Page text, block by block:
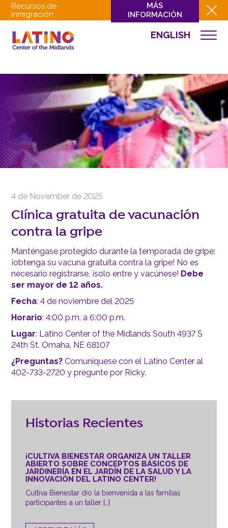
Recursos de
inmigración
MÁS
INFORMACIÓN
ENGLISH
QUIÉNES SOMOS
INVOLUCRARSE
EVENTOS
NOTICIAS
RECURSOS
EVENTOS
4 de November de 2025
Clínica gratuita de vacunación
contra la gripe
Manténgase protegido durante la temporada de gripe:
¡obtenga su vacuna gratuita contra la gripe! No es
necesario registrarse, ¡solo entre y vacúnese! Debe
ser mayor de 12 años.
Fecha: 4 de noviembre del 2025
Horario: 4:00 p.m. a 6:00 p.m.
Lugar: Latino Center of the Midlands South 4937 S
24th St. Omaha, NE 68107
¿Preguntas? Comuníquese con el Latino Center al
402-733-2720 y pregunte por Ricky.
Historias Recientes
¡CULTIVA BIENESTAR ORGANIZA UN TALLER
ABIERTO SOBRE CONCEPTOS BÁSICOS DE
JARDINERÍA EN EL JARDÍN DE LA SALUD Y LA
INNOVACIÓN DEL LATINO CENTER!
Cultiva Bienestar dio la bienvenida a las familias
participantes a un taller […]